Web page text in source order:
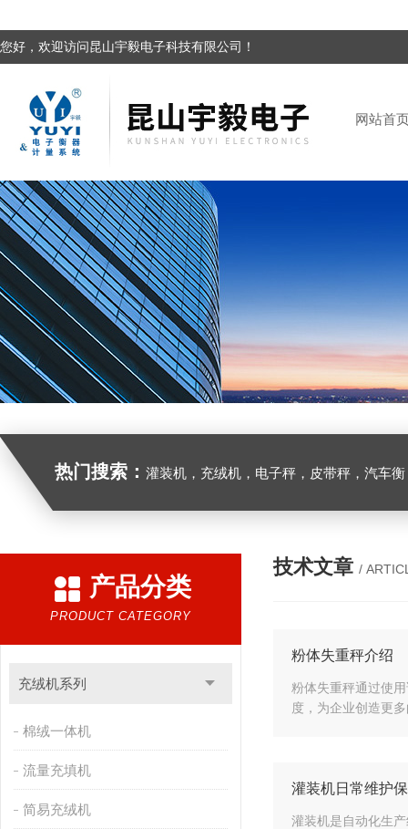
您好，欢迎访问昆山宇毅电子科技有限公司！
网站首
热门搜索： 灌装机，充绒机，电子秤，皮带秤，汽车
产品分类
PRODUCT CATEGORY
充绒机系列
棉绒一体机
流量充填机
简易充绒机
技术文章 /
粉体失重秤介绍
粉体失重秤通过使
度，为企业创造更
灌装机日常维护
灌装机是自动化生